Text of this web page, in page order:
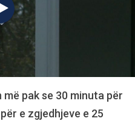
pak se 30 minuta për
e zgjedhjeve e 25